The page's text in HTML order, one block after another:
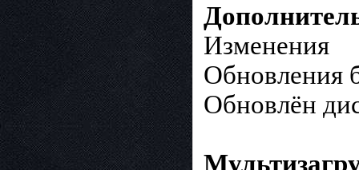
Изменения
Обновления
Обновлён